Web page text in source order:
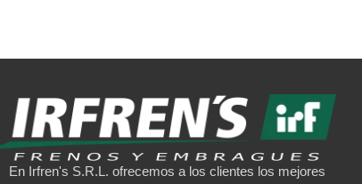
En Irfren's S.R.L. ofrecemos a los clientes los mejores